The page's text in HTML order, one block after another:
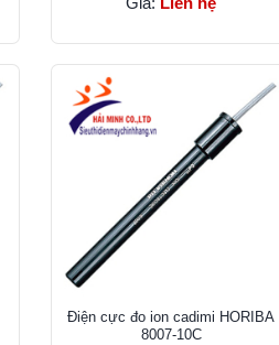
Điện cực đo ion cadimi HORIBA
8007-10C